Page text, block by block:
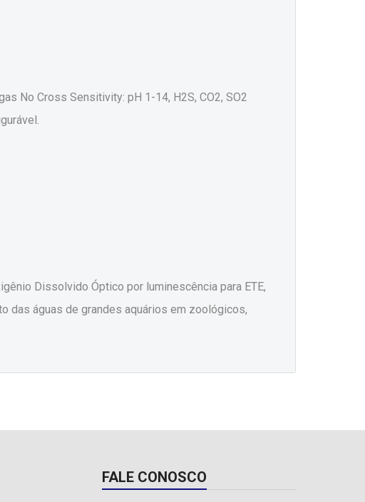
No Cross Sensitivity: pH 1-14, H2S, CO2, SO2
Dissolvido Óptico por luminescência para ETE,
das águas de grandes aquários em zoológicos,
FALE CONOSCO